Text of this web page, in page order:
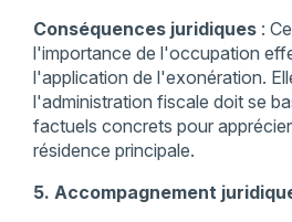
Conséquences juridiques:
l'importance de l'occupation
l'application de l'exonération.
l'administration fiscale doit se
factuels concrets pour
résidence principale.​
5. Accompagnement